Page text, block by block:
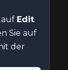
auf Edit.
Sie auf
der